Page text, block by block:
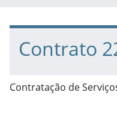
Início do conteúdo
Contrato
Contratação de